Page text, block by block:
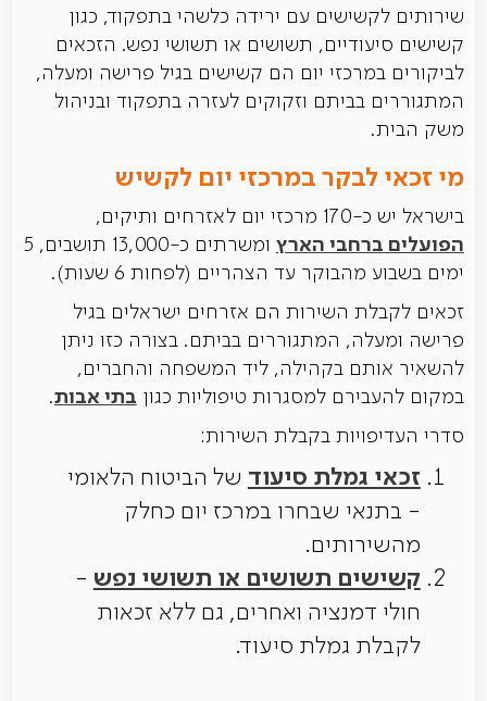
שירותים לקשישים עם ירידה כלשהי בתפקוד, כגון
קשישים סיעודיים, תשושים או תשושי נפש. הזכאים
לביקורים במרכזי יום הם קשישים בגיל פרישה ומעלה,
המתגוררים בביתם וזקוקים לעזרה בתפקוד ובניהול
משק הבית.
מי זכאי לבקר במרכזי יום לקשיש
בישראל יש כ-170 מרכזי יום לאזרחים ותיקים,
הפועלים ברחבי הארץ
ומשרתים כ-13,000 תושבים, 5
ימים בשבוע מהבוקר עד הצהריים (לפחות 6 שעות).
זכאים לקבלת השירות הם אזרחים ישראלים בגיל
פרישה ומעלה, המתגוררים בביתם. בצורה כזו ניתן
להשאיר אותם בקהילה, ליד המשפחה והחברים,
במקום להעבירם למסגרות טיפוליות כגון בתי אבות.
סדרי העדיפויות בקבלת השירות:
זכאי גמלת סיעוד של הביטוח הלאומי
- בתנאי שבחרו במרכז יום כחלק
מהשירותים.
קשישים תשושים או תשושי נפש -
חולי דמנציה ואחרים, גם ללא זכאות
לקבלת גמלת סיעוד.